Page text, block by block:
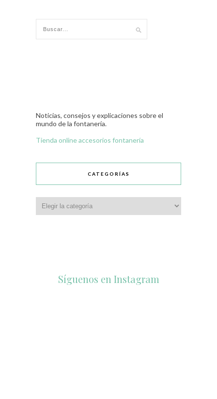
Noticias, consejos y explicaciones sobre el
mundo de la fontanería.
Tienda online accesorios fontanería
CATEGORÍAS
Síguenos en Instagram